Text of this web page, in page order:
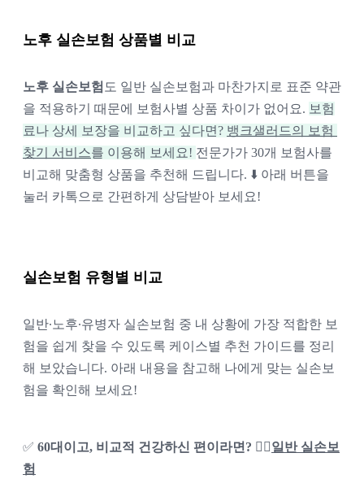
노후 실손보험 상품별 비교
노후 실손보험 도 일반 실손보험과 마찬가지로 표준 약관
을 적용하기 때문에 보험사별 상품 차이가 없어요. 보험
료나 상세 보장을 비교하고 싶다면? 뱅크샐러드의 보험
찾기 서비스를 이용해 보세요! 전문가가 30개 보험사를
비교해 맞춤형 상품을 추천해 드립니다. ⬇️ 아래 버튼을
눌러 카톡으로 간편하게 상담받아 보세요!
실손보험 유형별 비교
일반∙노후∙유병자 실손보험 중 내 상황에 가장 적합한 보
험을 쉽게 찾을 수 있도록 케이스별 추천 가이드를 정리
해 보았습니다. 아래 내용을 참고해 나에게 맞는 실손보
험을 확인해 보세요!
✅ 60대이고, 비교적 건강하신 편이라면? 👉🏻일반 실손보
험